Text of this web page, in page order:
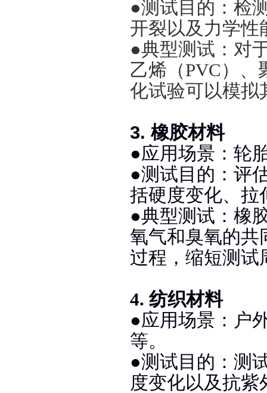
●测试目的：检
开裂以及力学性
●典型测试：对
乙烯（PVC）、
化试验可以模拟
3. 橡胶材料
●应用场景：轮
●测试目的：评
括硬度变化、拉
●典型测试：橡
氧气和臭氧的共
过程，缩短测试
4. 纺织材料
●应用场景：户
等。
●测试目的：测
度变化以及抗紫